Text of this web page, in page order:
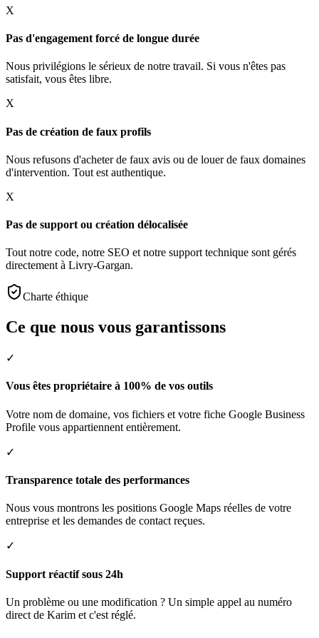
X
Pas d'engagement forcé de longue durée
Nous privilégions le sérieux de notre travail. Si vous n'êtes pas
satisfait, vous êtes libre.
X
Pas de création de faux profils
Nous refusons d'acheter de faux avis ou de louer de faux domaines
d'intervention. Tout est authentique.
X
Pas de support ou création délocalisée
Tout notre code, notre SEO et notre support technique sont gérés
directement à Livry-Gargan.
Charte éthique
Ce que nous vous garantissons
✓
Vous êtes propriétaire à 100% de vos outils
Votre nom de domaine, vos fichiers et votre fiche Google Business
Profile vous appartiennent entièrement.
✓
Transparence totale des performances
Nous vous montrons les positions Google Maps réelles de votre
entreprise et les demandes de contact reçues.
✓
Support réactif sous 24h
Un problème ou une modification ? Un simple appel au numéro
direct de Karim et c'est réglé.